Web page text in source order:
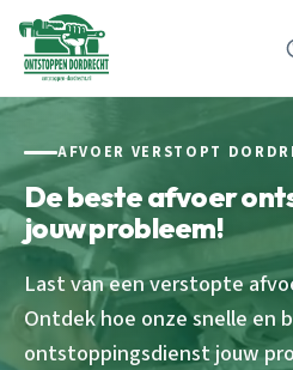
AFVOER VERSTOPT
De beste afvoer
jouw probleem!
Last van een verstopte
Ontdek hoe onze snelle en
ontstoppingsdienst jouw